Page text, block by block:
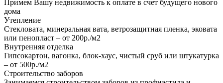
Примем Вашу недвижимость к оплате в счет будущего нового
дома
Утепление
Стекловата, минеральная вата, ветрозащитная пленка, эковата
или пенопласт – от 200р./м2
Внутренняя отделка
Гипсокартон, вагонка, блок-хаус, чистый сруб или штукатурка
– от 500р./м2
Строительство заборов